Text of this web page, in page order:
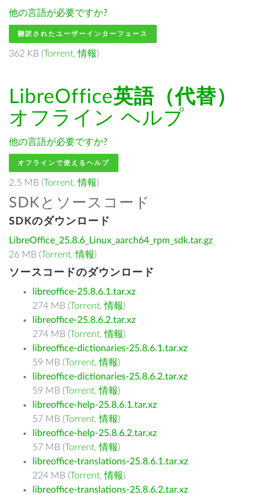
他の言語が必要ですか?
翻訳されたユーザーインターフェース
362 KB (Torrent,情報)
LibreOffice英語（代替）
オフライン ヘルプ
他の言語が必要ですか?
オフラインで使えるヘルプ
2.5 MB (Torrent,情報)
SDKとソースコード
SDKのダウンロード
LibreOffice_25.8.6_Linux_aarch64_rpm_sdk.tar.gz
26 MB (Torrent,情報)
ソースコードのダウンロード
libreoffice-25.8.6.1.tar.xz
274 MB (Torrent,情報)
libreoffice-25.8.6.2.tar.xz
274 MB (Torrent,情報)
libreoffice-dictionaries-25.8.6.1.tar.xz
59 MB (Torrent,情報)
libreoffice-dictionaries-25.8.6.2.tar.xz
59 MB (Torrent,情報)
libreoffice-help-25.8.6.1.tar.xz
57 MB (Torrent,情報)
libreoffice-help-25.8.6.2.tar.xz
57 MB (Torrent,情報)
libreoffice-translations-25.8.6.1.tar.xz
224 MB (Torrent,情報)
libreoffice-translations-25.8.6.2.tar.xz